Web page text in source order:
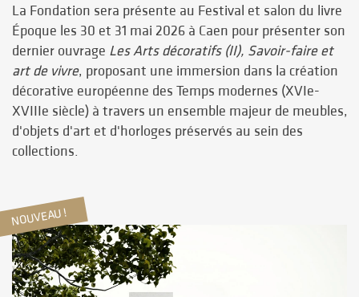
La Fondation sera présente au Festival et salon du livre
Époque les 30 et 31 mai 2026 à Caen pour présenter son
dernier ouvrage Les Arts décoratifs (II), Savoir-faire et
art de vivre, proposant une immersion dans la création
décorative européenne des Temps modernes (XVIe-
XVIIIe siècle) à travers un ensemble majeur de meubles,
d'objets d'art et d'horloges préservés au sein des
collections.
NOUVEAU !